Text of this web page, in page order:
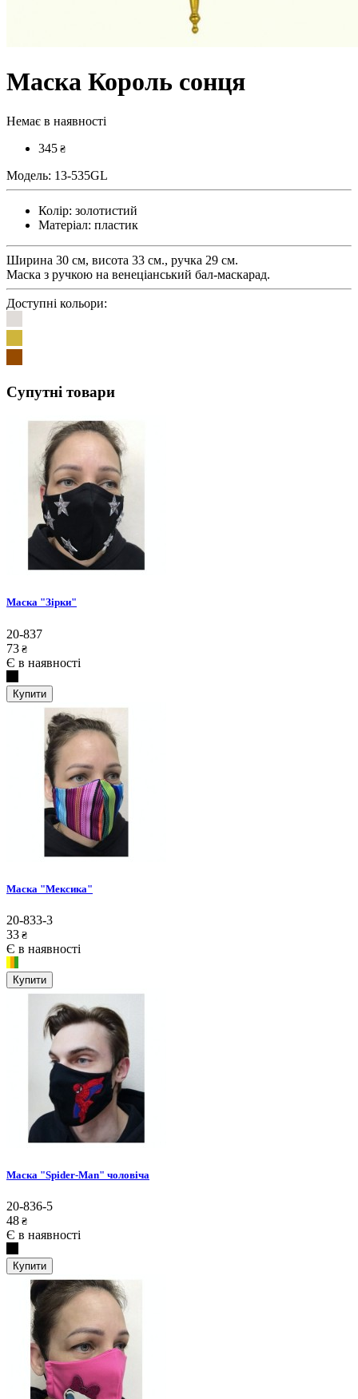
Маска Король сонця
Немає в наявності
345 ₴
Модель: 13-535GL
Колір: золотистий
Матеріал: пластик
Ширина 30 см, висота 33 см., ручка 29 см.
Маска з ручкою на венеціанський бал-маскарад.
Доступні кольори:
Супутні товари
Маска "Зірки"
20-837
73 ₴
Є в наявності
Купити
Маска "Мексика"
20-833-3
33 ₴
Є в наявності
Купити
Маска "Spider-Man" чоловіча
20-836-5
48 ₴
Є в наявності
Купити